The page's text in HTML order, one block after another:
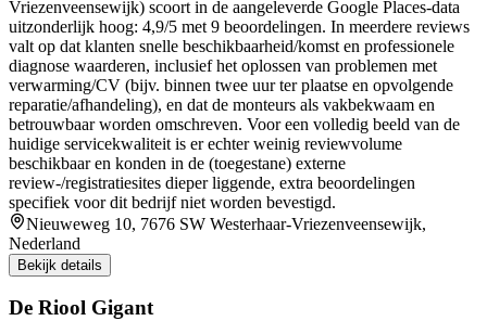
Vriezenveensewijk) scoort in de aangeleverde Google Places-data
uitzonderlijk hoog: 4,9/5 met 9 beoordelingen. In meerdere reviews
valt op dat klanten snelle beschikbaarheid/komst en professionele
diagnose waarderen, inclusief het oplossen van problemen met
verwarming/CV (bijv. binnen twee uur ter plaatse en opvolgende
reparatie/afhandeling), en dat de monteurs als vakbekwaam en
betrouwbaar worden omschreven. Voor een volledig beeld van de
huidige servicekwaliteit is er echter weinig reviewvolume
beschikbaar en konden in de (toegestane) externe
review-/registratiesites dieper liggende, extra beoordelingen
specifiek voor dit bedrijf niet worden bevestigd.
Nieuweweg 10, 7676 SW Westerhaar-Vriezenveensewijk,
Nederland
Bekijk details
De Riool Gigant